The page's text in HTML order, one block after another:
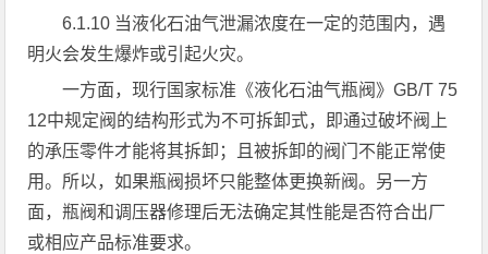
6.1.10 当液化石油气泄漏浓度在一定的范围内，遇
明火会发生爆炸或引起火灾。
一方面，现行国家标准《液化石油气瓶阀》GB/T 75
12中规定阀的结构形式为不可拆卸式，即通过破坏阀上
的承压零件才能将其拆卸；且被拆卸的阀门不能正常使
用。所以，如果瓶阀损坏只能整体更换新阀。另一方
面，瓶阀和调压器修理后无法确定其性能是否符合出厂
或相应产品标准要求。